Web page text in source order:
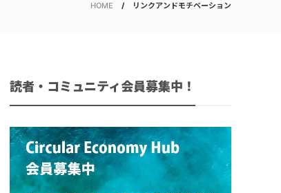
HOME リンクアンドモチベーション
読者・コミュニティ会員募集中！